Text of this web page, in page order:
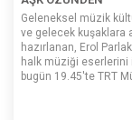
Geleneksel müzik
ve gelecek kuşaklara
hazırlanan, Erol
halk müziği
bugün 19.45'te TRT